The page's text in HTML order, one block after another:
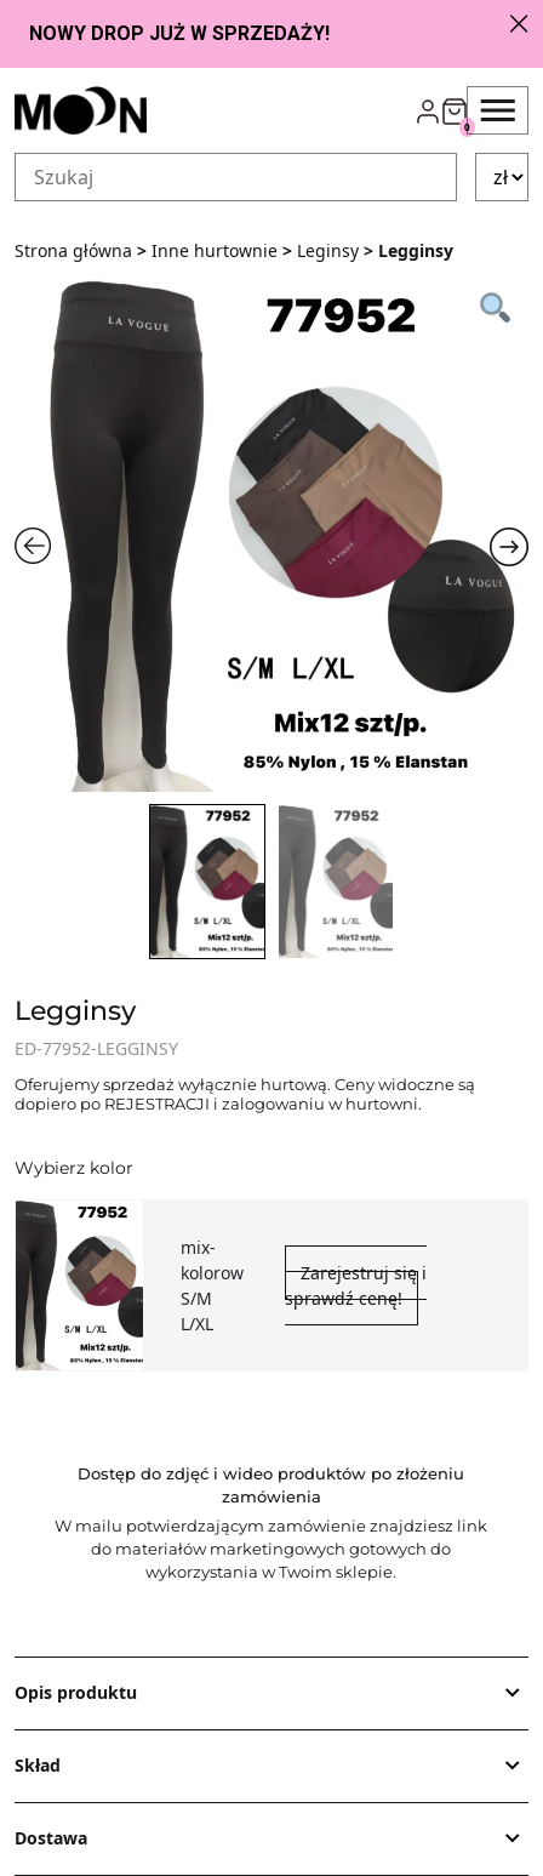
Przejdź do zawartości
0
Strona główna > Inne hurtownie > Leginsy > Legginsy
Legginsy
ED-77952-LEGGINSY
Oferujemy sprzedaż wyłącznie hurtową. Ceny widoczne są
dopiero po REJESTRACJI i zalogowaniu w hurtowni.
Wybierz kolor
mix-
kolorow
S/M
L/XL
Zarejestruj się i
sprawdź cenę!
Dostęp do zdjęć i wideo produktów po złożeniu
zamówienia
W mailu potwierdzającym zamówienie znajdziesz link
do materiałów marketingowych gotowych do
wykorzystania w Twoim sklepie.
Opis produktu
Skład
Dostawa